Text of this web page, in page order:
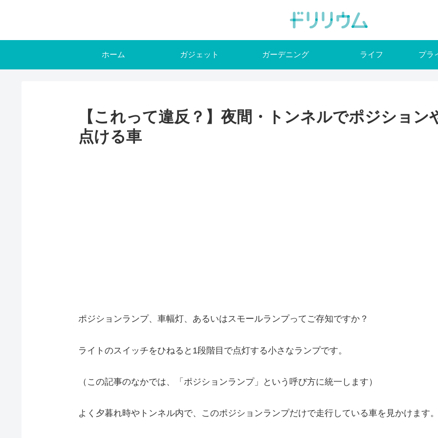
ホーム ガジェット ガーデニング ライフ プラ
【これって違反？】夜間・トンネルでポジショ
点ける車
ポジションランプ、車幅灯、あるいはスモールランプってご存知ですか？
ライトのスイッチをひねると1段階目で点灯する小さなランプです。
（この記事のなかでは、「ポジションランプ」という呼び方に統一します）
よく夕暮れ時やトンネル内で、このポジションランプだけで走行している車を見かけます